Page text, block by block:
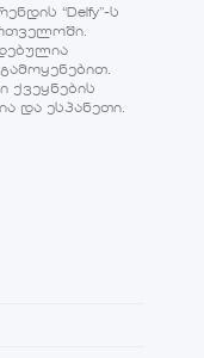
“Delfy”-ს
ქვეყნების
და ესპანეთი.